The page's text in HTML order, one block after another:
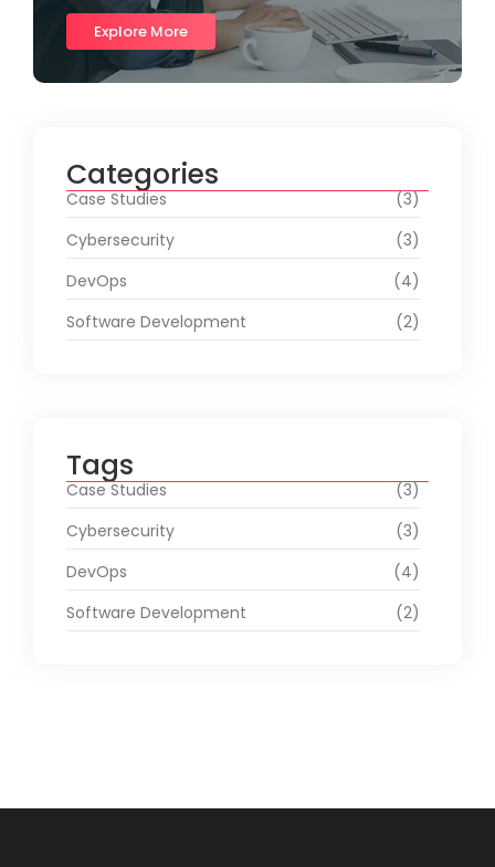
Explore More
Categories
Case Studies
(3)
Cybersecurity
(3)
DevOps
(4)
Software Development
(2)
Tags
Case Studies
(3)
Cybersecurity
(3)
DevOps
(4)
Software Development
(2)